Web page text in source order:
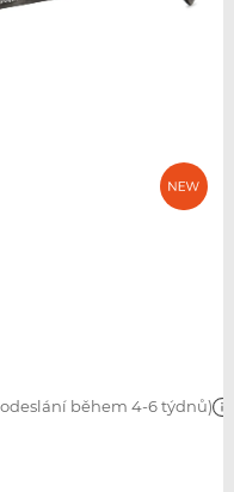
během 4-6 týdnů)